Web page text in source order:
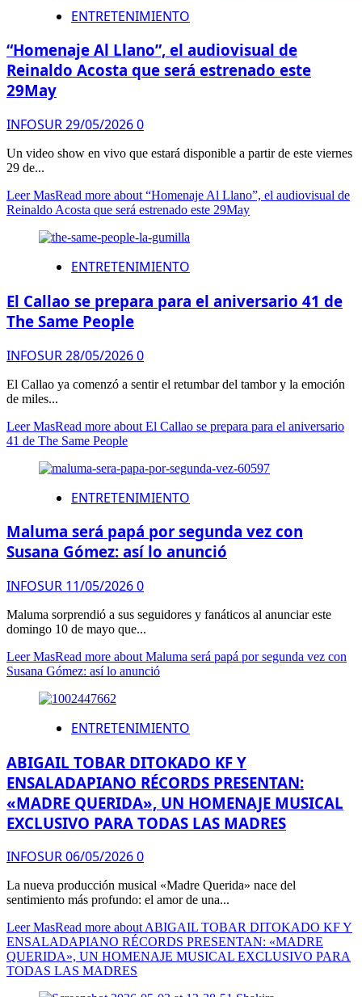
ENTRETENIMIENTO
“Homenaje Al Llano”, el audiovisual de
Reinaldo Acosta que será estrenado este
29May
INFOSUR29/05/20260
Un video show en vivo que estará disponible a partir de este viernes
29 de...
Leer MasRead more about “Homenaje Al Llano”, el audiovisual de
Reinaldo Acosta que será estrenado este 29May
ENTRETENIMIENTO
El Callao se prepara para el aniversario 41 de
The Same People
INFOSUR28/05/20260
El Callao ya comenzó a sentir el retumbar del tambor y la emoción
de miles...
Leer MasRead more about El Callao se prepara para el aniversario
41 de The Same People
ENTRETENIMIENTO
Maluma será papá por segunda vez con
Susana Gómez: así lo anunció
INFOSUR 11/05/20260
Maluma sorprendió a sus seguidores y fanáticos al anunciar este
domingo 10 de mayo que...
Leer MasRead more about Maluma será papá por segunda vez con
Susana Gómez: así lo anunció
ENTRETENIMIENTO
ABIGAIL TOBAR DITOKADO KF Y
ENSALADAPIANO RÉCORDS PRESENTAN:
«MADRE QUERIDA», UN HOMENAJE MUSICAL
EXCLUSIVO PARA TODAS LAS MADRES
INFOSUR06/05/20260
La nueva producción musical «Madre Querida» nace del
sentimiento más profundo: el amor de una...
Leer MasRead more about ABIGAIL TOBAR DITOKADO KF Y
ENSALADAPIANO RÉCORDS PRESENTAN: «MADRE
QUERIDA», UN HOMENAJE MUSICAL EXCLUSIVO PARA
TODAS LAS MADRES